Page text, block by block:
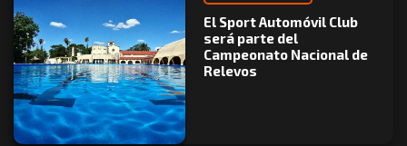
El Sport Automóvil Club
será parte del
Campeonato Nacional de
Relevos